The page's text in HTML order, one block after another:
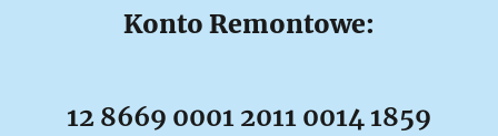
Konto Remontowe:
12 8669 0001 2011 0014 1859